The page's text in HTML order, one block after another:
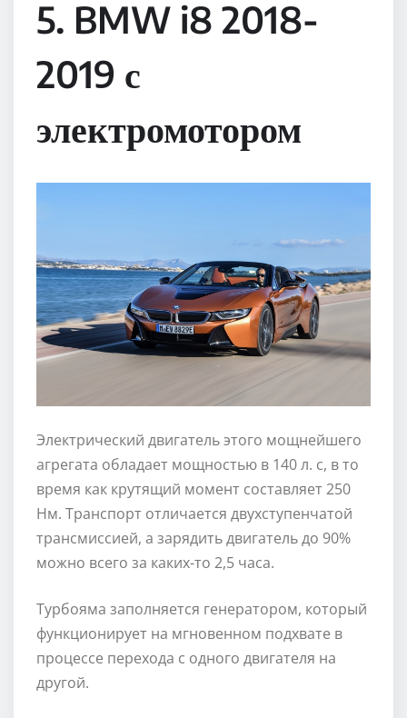
5. BMW i8 2018-
2019 с
электромотором
Электрический двигатель этого мощнейшего
агрегата обладает мощностью в 140 л. с, в то
время как крутящий момент составляет 250
Нм. Транспорт отличается двухступенчатой
трансмиссией, а зарядить двигатель до 90%
можно всего за каких-то 2,5 часа.
Турбояма заполняется генератором, который
функционирует на мгновенном подхвате в
процессе перехода с одного двигателя на
другой.